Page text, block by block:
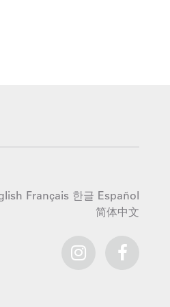
Français 한글 Español
简体中文